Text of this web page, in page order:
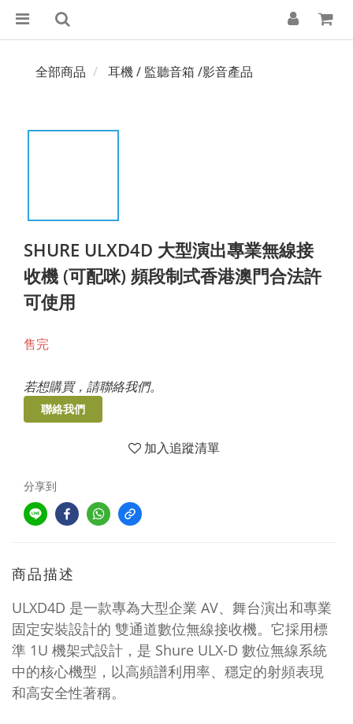
全部商品 耳機 / 監聽音箱 /影音產品
SHURE ULXD4D 大型演出專業無線接
收機 (可配咪) 頻段制式香港澳門合法許
可使用
售完
若想購買，請聯絡我們。
聯絡我們
加入追蹤清單
分享到
商品描述
ULXD4D 是一款專為大型企業 AV、舞台演出和專業
固定安裝設計的 雙通道數位無線接收機。它採用標
準 1U 機架式設計，是 Shure ULX-D 數位無線系統
中的核心機型，以高頻譜利用率、穩定的射頻表現
和高安全性著稱。